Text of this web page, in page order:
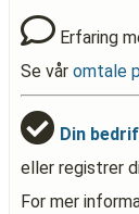
Erfaring
Se vår omtale
Din
eller registrer
For mer